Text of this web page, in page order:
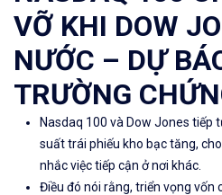
VỠ KHI DOW
NƯỚC – DỰ
TRƯỜNG
Nasdaq 100 và Dow Jones tiếp
suất trái phiếu kho bạc tăng,
nhắc việc tiếp cận ở nơi khác.
Điều đó nói rằng, triển vọng vốn